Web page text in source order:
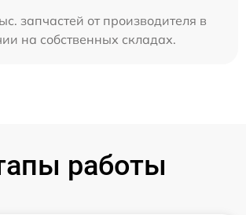
запчастей от производителя в
на собственных складах.
работы